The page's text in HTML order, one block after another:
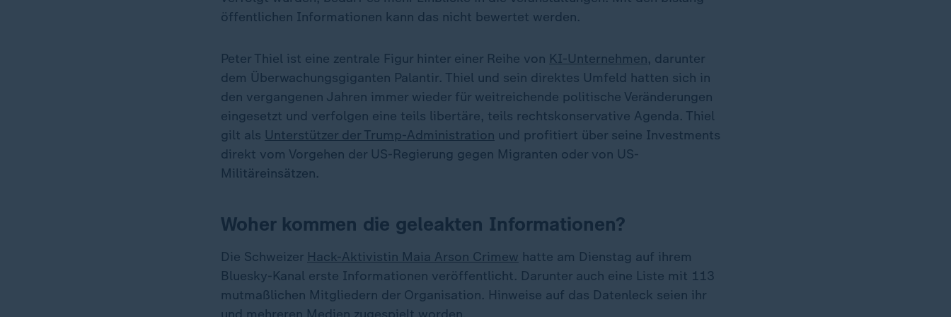
öffentlichen Informationen kann das nicht bewertet werden.
Peter Thiel ist eine zentrale Figur hinter einer Reihe von KI-Unternehmen, darunter
dem Überwachungsgiganten Palantir. Thiel und sein direktes Umfeld hatten sich in
den vergangenen Jahren immer wieder für weitreichende politische Veränderungen
eingesetzt und verfolgen eine teils libertäre, teils rechtskonservative Agenda. Thiel
gilt als Unterstützer der Trump-Administration und profitiert über seine Investments
direkt vom Vorgehen der US-Regierung gegen Migranten oder von US-
Militäreinsätzen.
Woher kommen die geleakten Informationen?
Die Schweizer Hack-Aktivistin Maia Arson Crimew hatte am Dienstag auf ihrem
Bluesky-Kanal erste Informationen veröffentlicht. Darunter auch eine Liste mit 113
mutmaßlichen Mitgliedern der Organisation. Hinweise auf das Datenleck seien ihr